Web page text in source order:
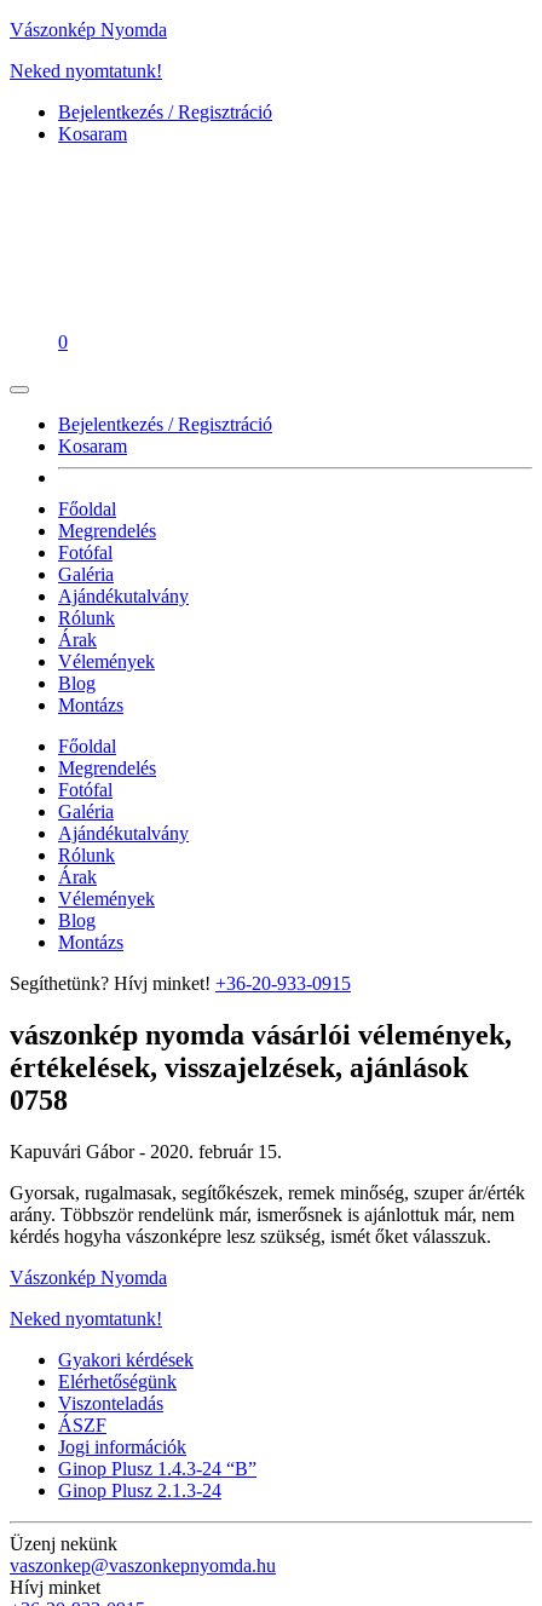
Vászonkép Nyomda
Neked nyomtatunk!
Bejelentkezés / Regisztráció
Kosaram
0
Bejelentkezés / Regisztráció
Kosaram
Főoldal
Megrendelés
Fotófal
Galéria
Ajándékutalvány
Rólunk
Árak
Vélemények
Blog
Montázs
Főoldal
Megrendelés
Fotófal
Galéria
Ajándékutalvány
Rólunk
Árak
Vélemények
Blog
Montázs
Segíthetünk? Hívj minket! +36-20-933-0915
vászonkép nyomda vásárlói vélemények,
értékelések, visszajelzések, ajánlások
0758
Kapuvári Gábor - 2020. február 15.
Gyorsak, rugalmasak, segítőkészek, remek minőség, szuper ár/érték
arány. Többször rendelünk már, ismerősnek is ajánlottuk már, nem
kérdés hogyha vászonképre lesz szükség, ismét őket válasszuk.
Vászonkép Nyomda
Neked nyomtatunk!
Gyakori kérdések
Elérhetőségünk
Viszonteladás
ÁSZF
Jogi információk
Ginop Plusz 1.4.3-24 “B”
Ginop Plusz 2.1.3-24
Üzenj nekünk
vaszonkep@vaszonkepnyomda.hu
Hívj minket